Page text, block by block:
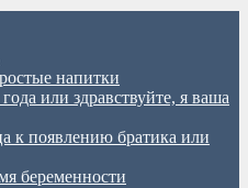
напитки
или здравствуйте, я ваша
к появлению братика или
беременности